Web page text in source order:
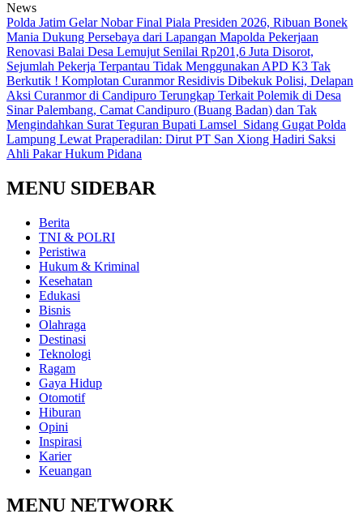
News
Polda Jatim Gelar Nobar Final Piala Presiden 2026, Ribuan Bonek
Mania Dukung Persebaya dari Lapangan Mapolda Pekerjaan
Renovasi Balai Desa Lemujut Senilai Rp201,6 Juta Disorot,
Sejumlah Pekerja Terpantau Tidak Menggunakan APD K3 Tak
Berkutik ! Komplotan Curanmor Residivis Dibekuk Polisi, Delapan
Aksi Curanmor di Candipuro Terungkap Terkait Polemik di Desa
Sinar Palembang, Camat Candipuro (Buang Badan) dan Tak
Mengindahkan Surat Teguran Bupati Lamsel ‎ Sidang Gugat Polda
Lampung Lewat Praperadilan: Dirut PT San Xiong Hadiri Saksi
Ahli Pakar Hukum Pidana
MENU SIDEBAR
Berita
TNI & POLRI
Peristiwa
Hukum & Kriminal
Kesehatan
Edukasi
Bisnis
Olahraga
Destinasi
Teknologi
Ragam
Gaya Hidup
Otomotif
Hiburan
Opini
Inspirasi
Karier
Keuangan
MENU NETWORK